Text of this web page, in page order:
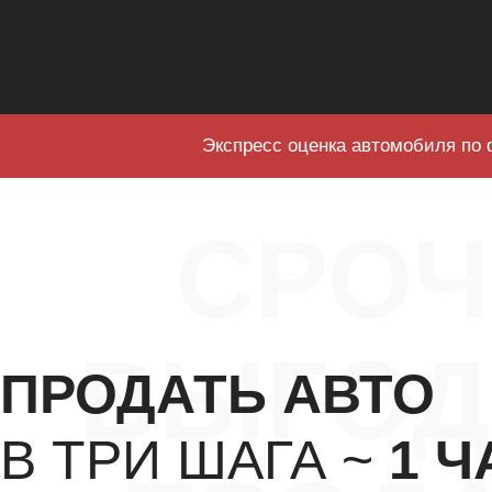
Экспресс оценка автомобиля
ПРОДАТЬ АВТО
В ТРИ ШАГА ~ 1